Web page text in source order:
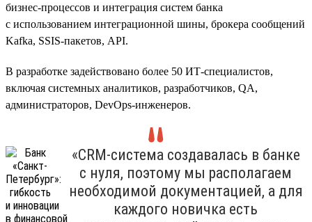
бизнес-процессов и интеграция систем банка
с использованием интеграционной шины, брокера сообщений
Kafka, SSIS-пакетов, API.
В разработке задействовано более 50 ИТ-специалистов,
включая системных аналитиков, разработчиков, QA,
администраторов, DevOps-инженеров.
«CRM-система создавалась в банке
с нуля, поэтому мы располагаем
необходимой документацией, а для
каждого новичка есть